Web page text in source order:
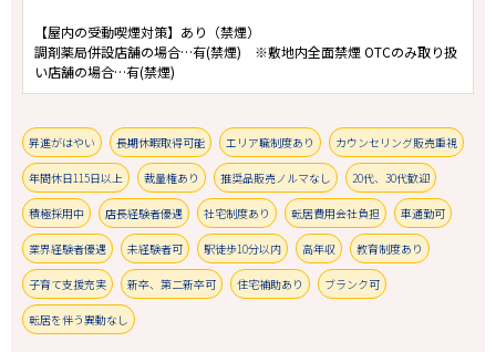
【屋内の受動喫煙対策】あり（禁煙）
調剤薬局併設店舗の場合…有(禁煙) ※敷地内全面禁煙 OTCのみ取り扱
い店舗の場合…有(禁煙)
昇進がはやい 長期休暇取得可能 エリア職制度あり カウンセリング販売重視
年間休日115日以上 裁量権あり 推奨品販売ノルマなし 20代、30代歓迎
積極採用中 店長経験者優遇 社宅制度あり 転居費用会社負担 車通勤可
業界経験者優遇 未経験者可 駅徒歩10分以内 高年収 教育制度あり
子育て支援充実 新卒、第二新卒可 住宅補助あり ブランク可
転居を伴う異動なし